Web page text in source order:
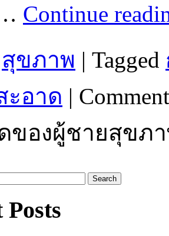
Continue
สุขภาพ | Tagged
ะอาด |
ของผู้ชายสุขภ
Posts